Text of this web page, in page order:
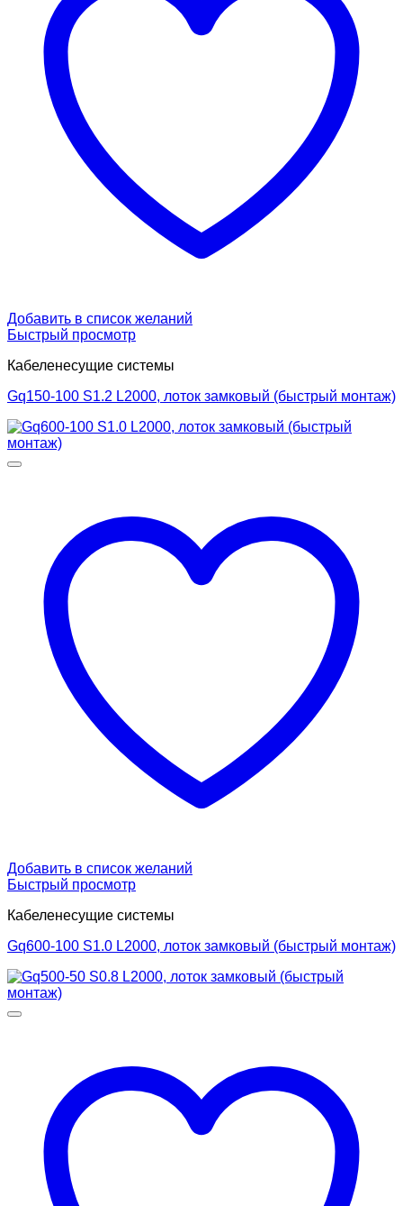
Добавить в список желаний
Быстрый просмотр
Кабеленесущие системы
Gq150-100 S1.2 L2000, лоток замковый (быстрый монтаж)
Добавить в список желаний
Быстрый просмотр
Кабеленесущие системы
Gq600-100 S1.0 L2000, лоток замковый (быстрый монтаж)